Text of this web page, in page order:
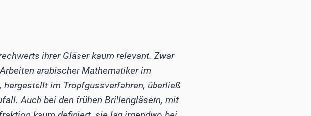
ihrer Gläser kaum relevant. Zwar
arabischer Mathematiker im
im Tropfgussverfahren, überließ
Auch bei den frühen Brillengläsern, mit